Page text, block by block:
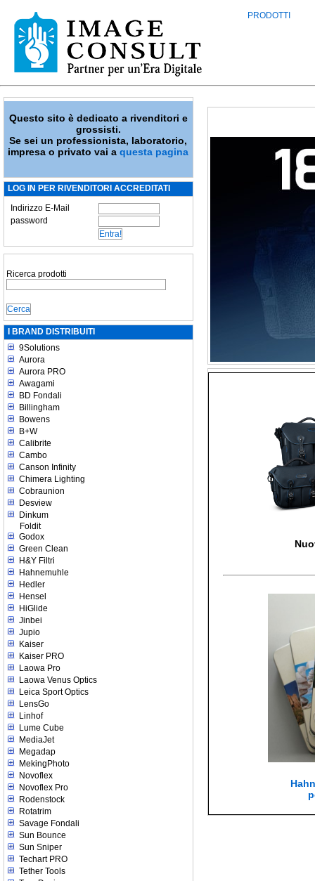
PRODOTTI
Questo sito è dedicato a rivenditori e
grossisti.
Se sei un professionista, laboratorio,
impresa o privato vai aquesta pagina
LOG IN PER RIVENDITORI ACCREDITATI
Indirizzo E-Mail
password
Ricerca prodotti
I BRAND DISTRIBUITI
9Solutions
Aurora
Aurora PRO
Awagami
BD Fondali
Billingham
Bowens
B+W
Calibrite
Cambo
Canson Infinity
Chimera Lighting
Cobraunion
Desview
Dinkum
Foldit
Godox
Green Clean
H&Y Filtri
Hahnemuhle
Hedler
Hensel
HiGlide
Jinbei
Jupio
Kaiser
Kaiser PRO
Laowa Pro
Laowa Venus Optics
Leica Sport Optics
LensGo
Linhof
Lume Cube
MediaJet
Megadap
MekingPhoto
Novoflex
Novoflex Pro
Rodenstock
Rotatrim
Savage Fondali
Sun Bounce
Sun Sniper
Techart PRO
Tether Tools